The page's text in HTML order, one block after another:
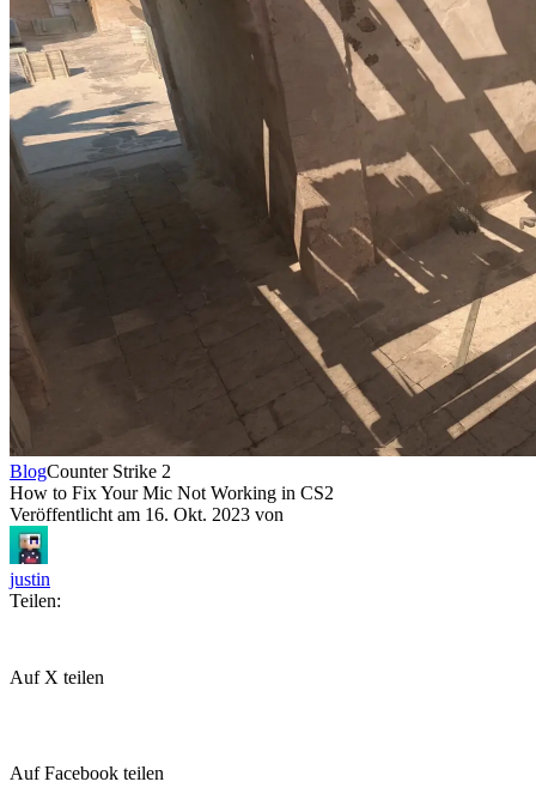
BlogCounter Strike 2
How to Fix Your Mic Not Working in CS2
Veröffentlicht am 16. Okt. 2023 von
justin
Teilen:
Auf X teilen
Auf Facebook teilen